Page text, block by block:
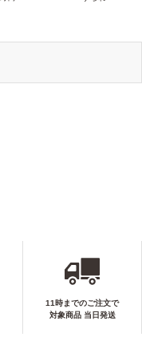
11時までのご注文で
対象商品 当日発送